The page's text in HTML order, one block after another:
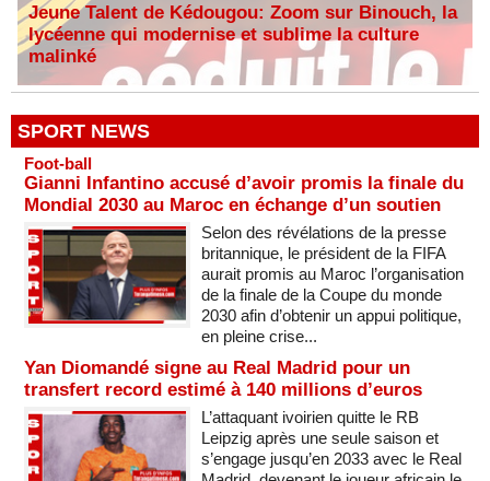
Jeune Talent de Kédougou: Zoom sur Binouch, la
lycéenne qui modernise et sublime la culture
malinké
SPORT NEWS
Foot-ball
Gianni Infantino accusé d’avoir promis la finale du
Mondial 2030 au Maroc en échange d’un soutien
Selon des révélations de la presse
britannique, le président de la FIFA
aurait promis au Maroc l’organisation
de la finale de la Coupe du monde
2030 afin d’obtenir un appui politique,
en pleine crise...
Yan Diomandé signe au Real Madrid pour un
transfert record estimé à 140 millions d’euros
L’attaquant ivoirien quitte le RB
Leipzig après une seule saison et
s’engage jusqu’en 2033 avec le Real